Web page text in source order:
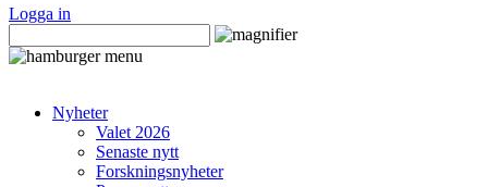
Logga in
Nyheter
Valet 2026
Senaste nytt
Forskningsnyheter